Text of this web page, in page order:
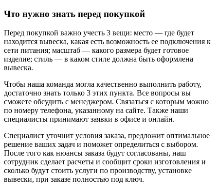
Что нужно знать перед покупкой
Перед покупкой важно учесть 3 вещи: место — где будет
находится вывеска, какая есть возможность ее подключения к
сети питания; масштаб — какого размера будет готовое
изделие; стиль — в каком стиле должна быть оформлена
вывеска.
Чтобы наша команда могла качественно выполнить работу,
достаточно знать только 3 этих пункта. Все вопросы вы
сможете обсудить с менеджером. Связаться с которым можно
по номеру телефона, указанному на сайте. Также наши
специалисты принимают заявки в офисе и онлайн.
Специалист уточнит условия заказа, предложит оптимальное
решение ваших задач и поможет определиться с выбором.
После того как нюансы заказа будут согласованы, наш
сотрудник сделает расчеты и сообщит сроки изготовления и
сколько будут стоить услуги по производству, установке
вывески, при заказе полностью под ключ.